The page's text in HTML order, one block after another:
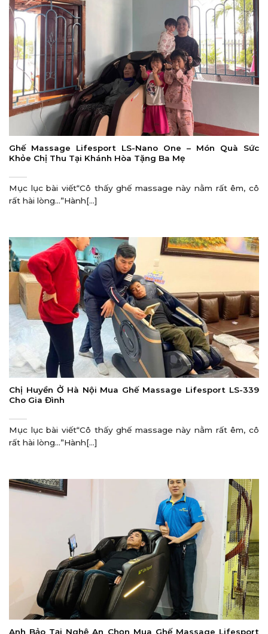
Ghế Massage Lifesport LS-Nano One – Món Quà Sức
Khỏe Chị Thu Tại Khánh Hòa Tặng Ba Mẹ
Mục lục bài viết“Cô thấy ghế massage này nằm rất êm, cô
rất hài lòng…”Hành[...]
Chị Huyền Ở Hà Nội Mua Ghế Massage Lifesport LS-339
Cho Gia Đình
Mục lục bài viết“Cô thấy ghế massage này nằm rất êm, cô
rất hài lòng…”Hành[...]
Anh Bảo Tại Nghệ An Chọn Mua Ghế Massage Lifesport